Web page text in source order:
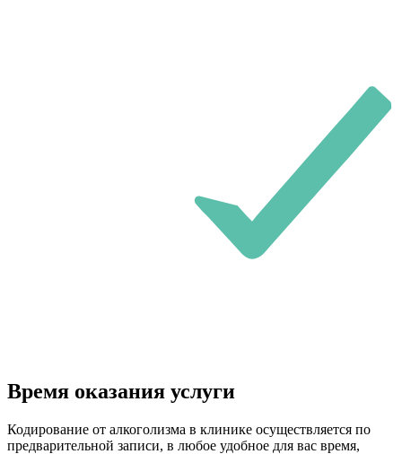
Время оказания услуги
Кодирование от алкоголизма в клинике осуществляется по
предварительной записи, в любое удобное для вас время,